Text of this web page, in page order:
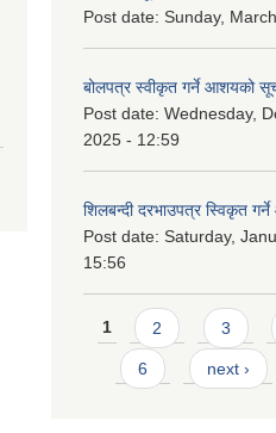
Post date: Sunday,
बोलपत्र स्वीकृत गर्ने आशयको
Post date: Wednesday,
2025 - 12:59
शिलबन्दी दरभाउपत्र स्विकृत
Post date: Saturday,
15:56
Pages
1 2 3
6 next ›